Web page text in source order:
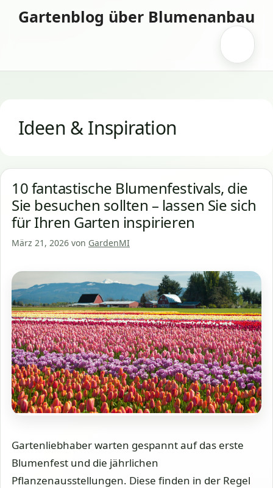
InhaltGartenblog über Blumenanbau
Ideen & Inspiration
10 fantastische Blumenfestivals, die
Sie besuchen sollten – lassen Sie sich
für Ihren Garten inspirieren
März 21, 2026 von GardenMI
Gartenliebhaber warten gespannt auf das erste
Blumenfest und die jährlichen
Pflanzenausstellungen. Diese finden in der Regel